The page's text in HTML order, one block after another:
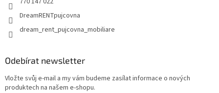
DreamRENTpujcovna
dream_rent_pujcovna_mobiliare
Odebírat newsletter
Vložte svůj e-mail a my vám budeme zasílat informace o nových
produktech na našem e-shopu.